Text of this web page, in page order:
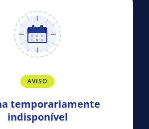
AVISO
temporariamente
indisponível